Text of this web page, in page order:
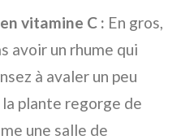
vitamine C : En gros,
avoir un rhume qui
à avaler un peu
la plante regorge de
une salle de